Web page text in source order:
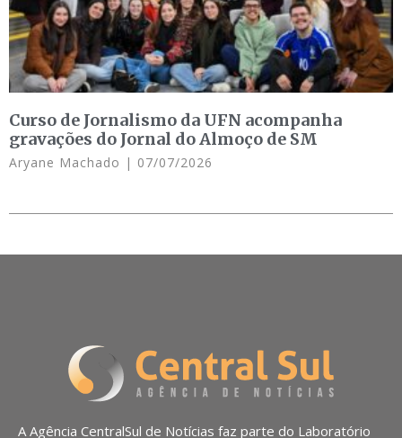
Curso de Jornalismo da UFN acompanha
gravações do Jornal do Almoço de SM
Aryane Machado 07/07/2026
A Agência CentralSul de Notícias faz parte do Laboratório